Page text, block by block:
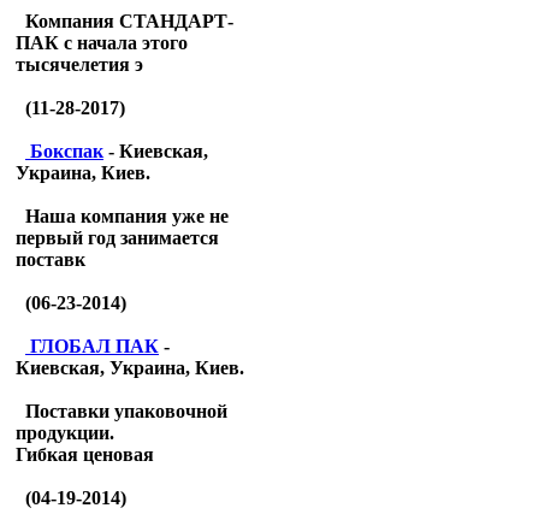
Компания СТАНДАРТ-
ПАК с начала этого
тысячелетия э
(11-28-2017)
Бокспак - Киевская,
Украина, Киев.
Наша компания уже не
первый год занимается
поставк
(06-23-2014)
ГЛОБАЛ ПАК -
Киевская, Украина, Киев.
Поставки упаковочной
продукции.
Гибкая ценовая
(04-19-2014)